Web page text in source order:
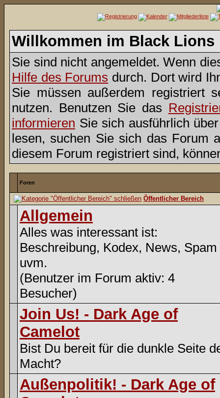
Willkommen im Black Lions
Sie sind nicht angemeldet. Wenn
Hilfe des Forums durch. Dort wird
Sie müssen außerdem registriert
nutzen. Benutzen Sie das
informieren Sie sich ausführlich
lesen, suchen Sie sich das Forum
diesem Forum registriert sind,
Foren
Öffentlicher Bereich
Allgemein
Alles was interessant ist:
Beschreibung, Kodex, News, Spam
uvm.
(Benutzer im Forum aktiv: 4
Besucher)
Join Us! - Dark Age of
Camelot
Bist Du bereit für die dunkle Seite
Macht?
Außenpolitik! - Dark Age of